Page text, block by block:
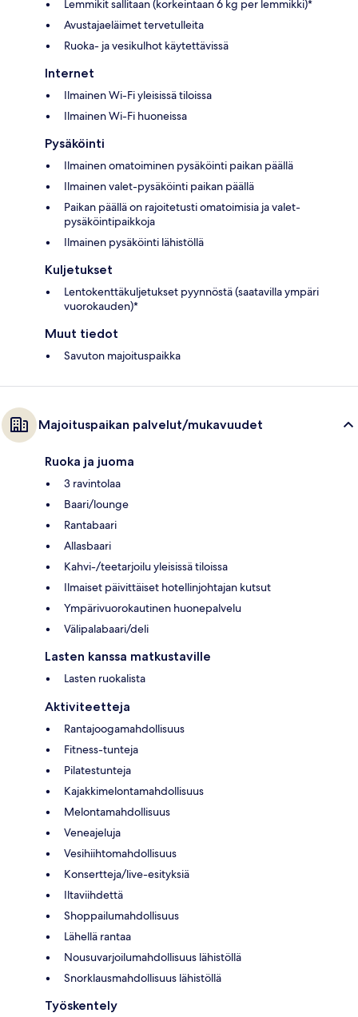
Lemmikit sallitaan (korkeintaan 6 kg per lemmikki)*
Avustajaeläimet tervetulleita
Ruoka- ja vesikulhot käytettävissä
Internet
Ilmainen Wi-Fi yleisissä tiloissa
Ilmainen Wi-Fi huoneissa
Pysäköinti
Ilmainen omatoiminen pysäköinti paikan päällä
Ilmainen valet-pysäköinti paikan päällä
Paikan päällä on rajoitetusti omatoimisia ja valet-
pysäköintipaikkoja
Ilmainen pysäköinti lähistöllä
Kuljetukset
Lentokenttäkuljetukset pyynnöstä (saatavilla ympäri
vuorokauden)*
Muut tiedot
Savuton majoituspaikka
Majoituspaikan palvelut/mukavuudet
Ruoka ja juoma
3 ravintolaa
Baari/lounge
Rantabaari
Allasbaari
Kahvi-/teetarjoilu yleisissä tiloissa
Ilmaiset päivittäiset hotellinjohtajan kutsut
Ympärivuorokautinen huonepalvelu
Välipalabaari/deli
Lasten kanssa matkustaville
Lasten ruokalista
Aktiviteetteja
Rantajoogamahdollisuus
Fitness-tunteja
Pilatestunteja
Kajakkimelontamahdollisuus
Melontamahdollisuus
Veneajeluja
Vesihiihtomahdollisuus
Konsertteja/live-esityksiä
Iltaviihdettä
Shoppailumahdollisuus
Lähellä rantaa
Nousuvarjoilumahdollisuus lähistöllä
Snorklausmahdollisuus lähistöllä
Työskentely